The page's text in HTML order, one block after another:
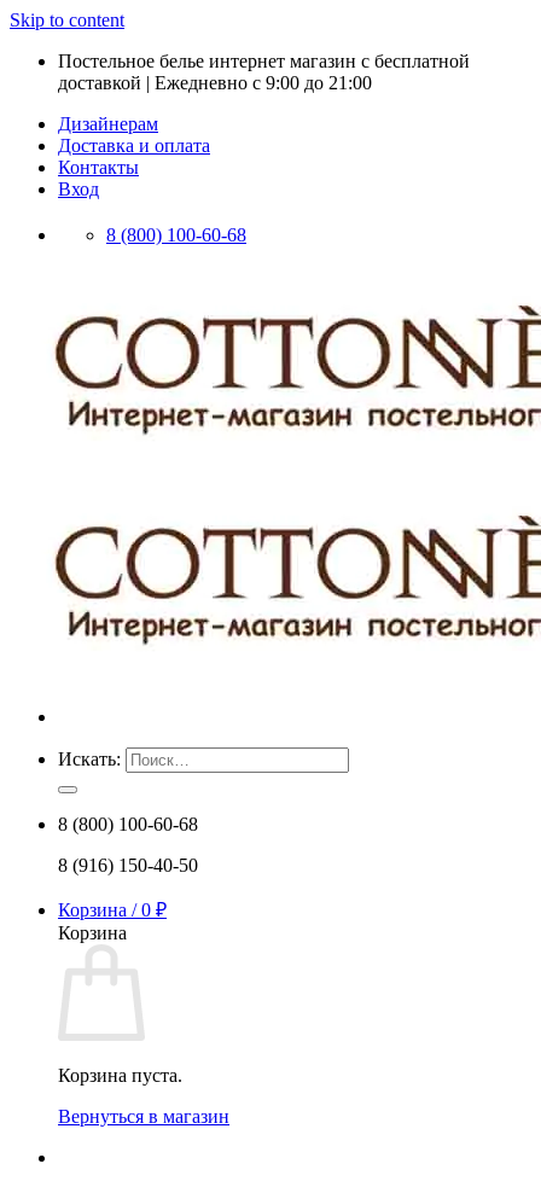
Skip to content
Постельное белье интернет магазин с бесплатной
доставкой | Ежедневно с 9:00 до 21:00
Дизайнерам
Доставка и оплата
Контакты
Вход
8 (800) 100-60-68
Искать:
8 (800) 100-60-68
8 (916) 150-40-50
Корзина /0 ₽
Корзина
Корзина пуста.
Вернуться в магазин